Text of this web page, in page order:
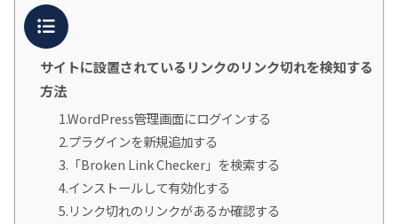
目次
サイトに設置されているリンクのリンク切れを検知する
方法
1.WordPress管理画面にログインする
2.プラグインを新規追加する
3.「Broken Link Checker」を検索する
4.インストールして有効化する
5.リンク切れのリンクがあるか確認する